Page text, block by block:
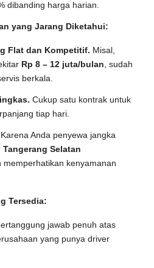
dibanding harga harian.
yang Jarang Diketahui:
Flat dan Kompetitif. Misal,
Rp 8 – 12 juta/bulan, sudah
berkala.
Cukup satu kontrak untuk
tiap hari.
Karena Anda penyewa jangka
Selatan
memperhatikan kenyamanan
Tersedia:
jawab penuh atas
yang punya driver